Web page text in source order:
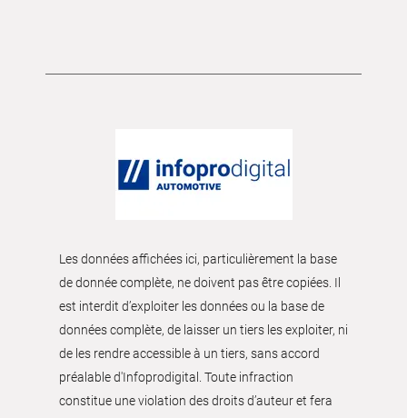
Les données affichées ici, particulièrement la base
de donnée complète, ne doivent pas être copiées. Il
est interdit d’exploiter les données ou la base de
données complète, de laisser un tiers les exploiter, ni
de les rendre accessible à un tiers, sans accord
préalable d'Infoprodigital. Toute infraction
constitue une violation des droits d’auteur et fera